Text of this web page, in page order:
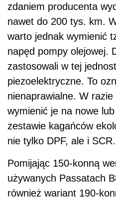
zdaniem producenta
nawet do 200 tys. km.
warto jednak wymienić
napęd pompy olejowej.
zastosowali w tej
piezoelektryczne. To
nienaprawialne. W
wymienić je na nowe
zestawie kagańców
nie tylko DPF, ale i SCR.
Pomijając 150-konną
używanych Passatach
również wariant 190-